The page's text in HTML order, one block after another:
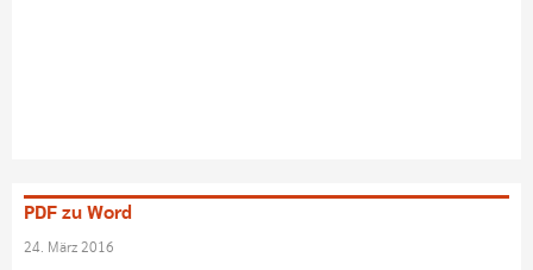
PDF zu Word
24. März 2016